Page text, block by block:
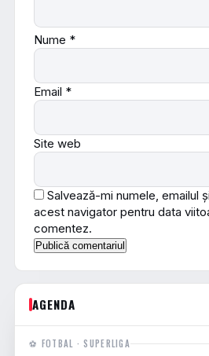
Nume *
Email *
Site web
Salvează-mi numele, emailul
acest navigator pentru data
comentez.
AGENDA
⚽ FOTBAL · SUPERLIGA